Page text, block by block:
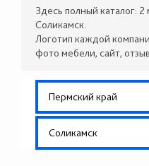
Здесь полный каталог:
Соликамск.
Логотип каждой
фото мебели, сайт,
Пермский край
Соликамск